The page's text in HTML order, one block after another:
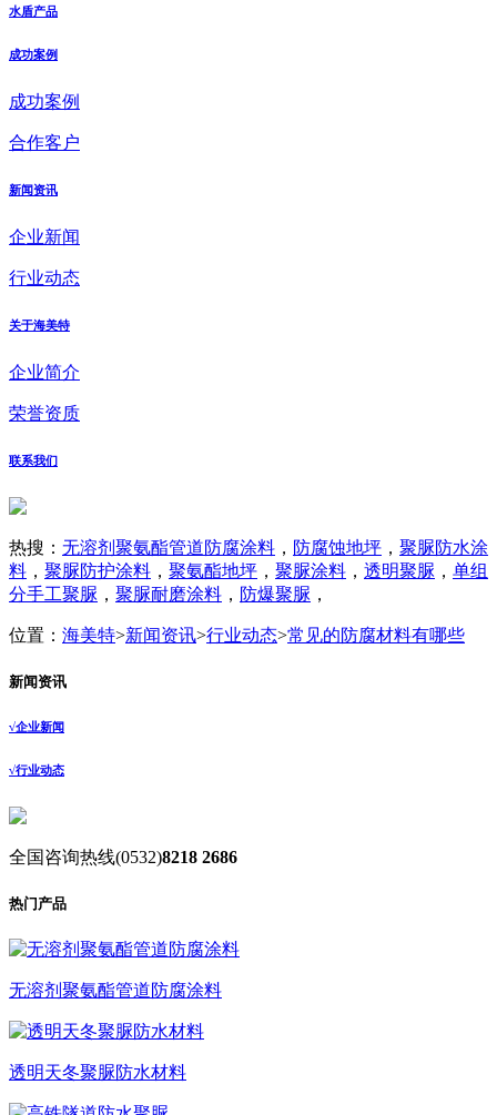
水盾产品
成功案例
成功案例
合作客户
新闻资讯
企业新闻
行业动态
关于海美特
企业简介
荣誉资质
联系我们
热搜： 无溶剂聚氨酯管道防腐涂料 ， 防腐蚀地坪 ， 聚脲防水涂
料 ， 聚脲防护涂料 ， 聚氨酯地坪 ， 聚脲涂料 ， 透明聚脲 ， 单组
分手工聚脲 ， 聚脲耐磨涂料 ， 防爆聚脲 ，
位置： 海美特>新闻资讯>行业动态>常见的防腐材料有哪些
新闻资讯
√企业新闻
√行业动态
全国咨询热线(0532)8218 2686
热门产品
无溶剂聚氨酯管道防腐涂料
透明天冬聚脲防水材料